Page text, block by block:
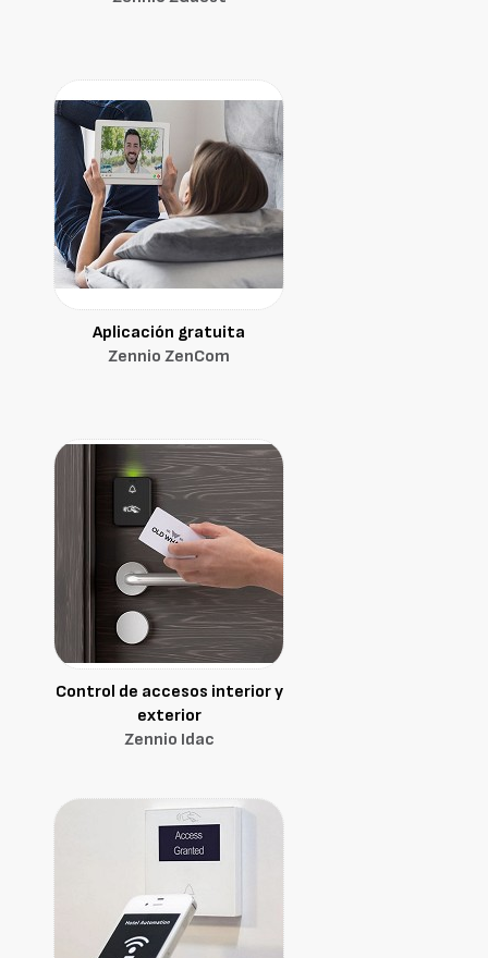
Aplicación gratuita
Zennio ZenCom
Control de accesos interior y
exterior
Zennio Idac